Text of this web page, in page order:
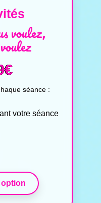
voulez,
séance :
votre séance